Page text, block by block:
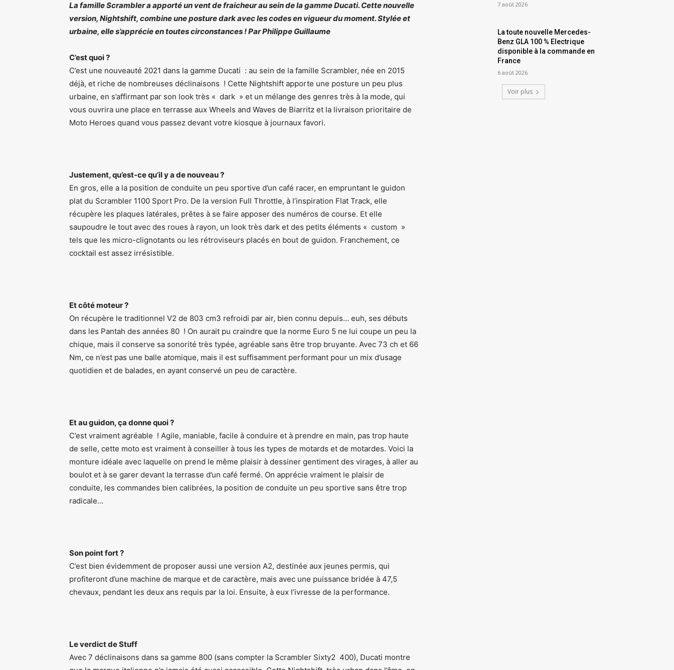
La famille Scrambler a apporté un vent de fraicheur au sein de la gamme Ducati. Cette nouvelle
version, Nightshift, combine une posture dark avec les codes en vigueur du moment. Stylée et
urbaine, elle s’apprécie en toutes circonstances ! Par Philippe Guillaume
C’est quoi ?
C’est une nouveauté 2021 dans la gamme Ducati : au sein de la famille Scrambler, née en 2015
déjà, et riche de nombreuses déclinaisons ! Cette Nightshift apporte une posture un peu plus
urbaine, en s’affirmant par son look très « dark » et un mélange des genres très à la mode, qui
vous ouvrira une place en terrasse aux Wheels and Waves de Biarritz et la livraison prioritaire de
Moto Heroes quand vous passez devant votre kiosque à journaux favori.
Justement, qu’est-ce qu’il y a de nouveau ?
En gros, elle a la position de conduite un peu sportive d’un café racer, en empruntant le guidon
plat du Scrambler 1100 Sport Pro. De la version Full Throttle, à l’inspiration Flat Track, elle
récupère les plaques latérales, prêtes à se faire apposer des numéros de course. Et elle
saupoudre le tout avec des roues à rayon, un look très dark et des petits éléments « custom »
tels que les micro-clignotants ou les rétroviseurs placés en bout de guidon. Franchement, ce
cocktail est assez irrésistible.
Et côté moteur ?
On récupère le traditionnel V2 de 803 cm3 refroidi par air, bien connu depuis… euh, ses débuts
dans les Pantah des années 80 ! On aurait pu craindre que la norme Euro 5 ne lui coupe un peu la
chique, mais il conserve sa sonorité très typée, agréable sans être trop bruyante. Avec 73 ch et 66
Nm, ce n’est pas une balle atomique, mais il est suffisamment performant pour un mix d’usage
quotidien et de balades, en ayant conservé un peu de caractère.
Et au guidon, ça donne quoi ?
C’est vraiment agréable ! Agile, maniable, facile à conduire et à prendre en main, pas trop haute
de selle, cette moto est vraiment à conseiller à tous les types de motards et de motardes. Voici la
monture idéale avec laquelle on prend le même plaisir à dessiner gentiment des virages, à aller au
boulot et à se garer devant la terrasse d’un café fermé. On apprécie vraiment le plaisir de
conduite, les commandes bien calibrées, la position de conduite un peu sportive sans être trop
radicale…
Son point fort ?
C’est bien évidemment de proposer aussi une version A2, destinée aux jeunes permis, qui
profiteront d’une machine de marque et de caractère, mais avec une puissance bridée à 47,5
chevaux, pendant les deux ans requis par la loi. Ensuite, à eux l’ivresse de la performance.
Le verdict de Stuff
Avec 7 déclinaisons dans sa gamme 800 (sans compter la Scrambler Sixty2 400), Ducati montre
7 août 2026
La toute nouvelle Mercedes-
Benz GLA 100 % Electrique
disponible à la commande en
France
6 août 2026
Voir plus